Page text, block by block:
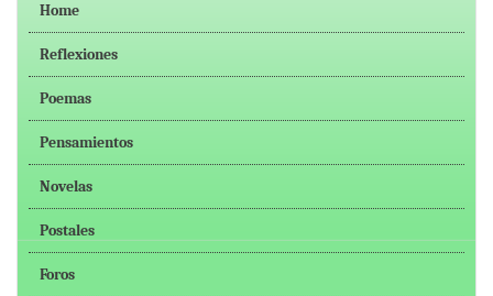
Home
Reflexiones
Poemas
Pensamientos
Novelas
Postales
Foros